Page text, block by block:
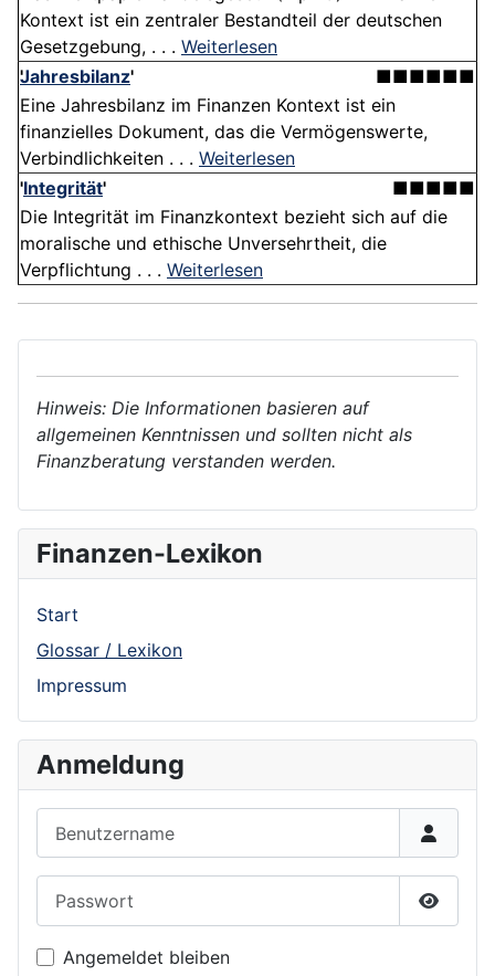
Kontext ist ein zentraler Bestandteil der deutschen
Gesetzgebung, . . . Weiterlesen
Jahresbilanz'
■■■■■■
Eine Jahresbilanz im Finanzen Kontext ist ein
finanzielles Dokument, das die Vermögenswerte,
Verbindlichkeiten . . . Weiterlesen
'Integrität'
■■■■■
Die Integrität im Finanzkontext bezieht sich auf die
moralische und ethische Unversehrtheit, die
Verpflichtung . . . Weiterlesen
Hinweis: Die Informationen basieren auf
allgemeinen Kenntnissen und sollten nicht als
Finanzberatung verstanden werden.
Finanzen-Lexikon
Start
Glossar / Lexikon
Impressum
Anmeldung
Show
Angemeldet bleiben